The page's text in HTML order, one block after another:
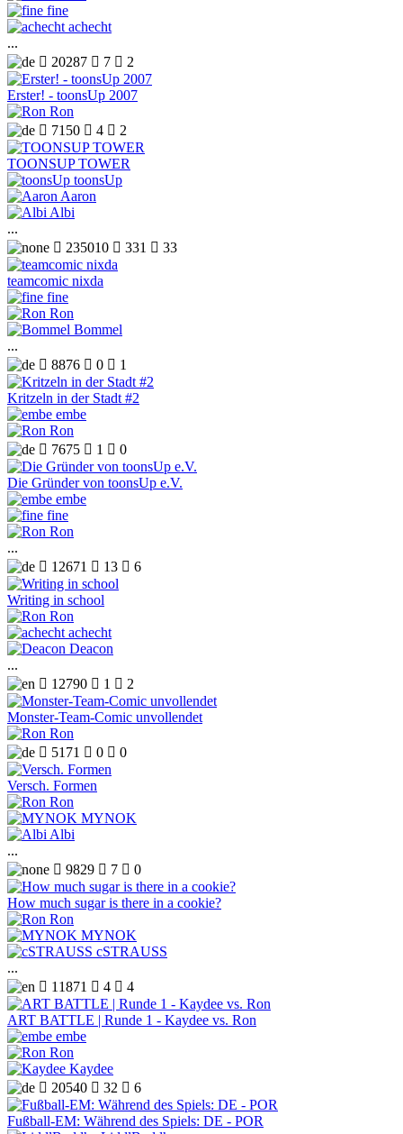
fine
achecht
...
 20287  7  2
Erster! - toonsUp 2007
Ron
 7150  4  2
TOONSUP TOWER
toonsUp
Aaron
Albi
...
 235010  331  33
teamcomic nixda
fine
Ron
Bommel
...
 8876  0  1
Kritzeln in der Stadt #2
embe
Ron
 7675  1  0
Die Gründer von toonsUp e.V.
embe
fine
Ron
...
 12671  13  6
Writing in school
Ron
achecht
Deacon
...
 12790  1  2
Monster-Team-Comic unvollendet
Ron
 5171  0  0
Versch. Formen
Ron
MYNOK
Albi
...
 9829  7  0
How much sugar is there in a cookie?
Ron
MYNOK
cSTRAUSS
...
 11871  4  4
ART BATTLE | Runde 1 - Kaydee vs. Ron
embe
Ron
Kaydee
 20540  32  6
Fußball-EM: Während des Spiels: DE - POR